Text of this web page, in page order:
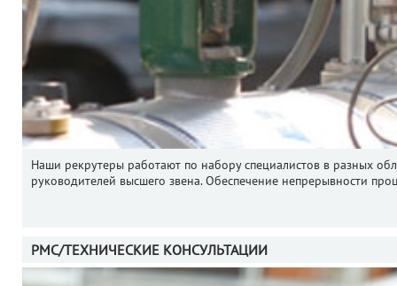
Наши рекрутеры работают по набору специалистов в разных
руководителей высшего звена. Обеспечение непрерывности
PMC/ТЕХНИЧЕСКИЕ КОНСУЛЬТАЦИИ